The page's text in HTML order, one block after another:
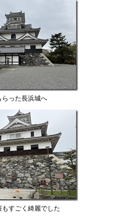
った長浜城へ
すごく綺麗でした